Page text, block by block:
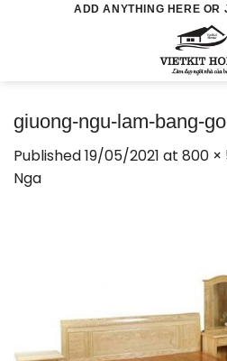
ADD ANYTHING HERE OR
giuong-ngu-lam-bang-
Published19/05/2021 at 800 ×
Nga